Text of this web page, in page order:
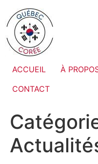
ACCUEIL À
CONTACT